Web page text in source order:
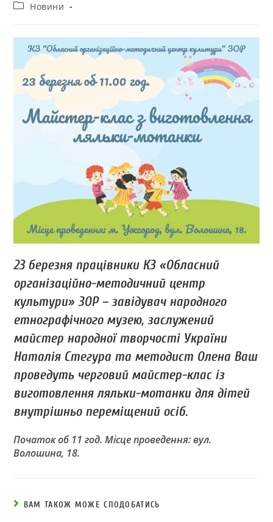
Новини
23 березня працівники КЗ «Обласний
організаційно-методичний центр
культури» ЗОР – завідувач народного
етнографічного музею, заслужений
майстер народної творчості України
Наталія Стегура та методист Олена Ваш
проведуть черговий майстер-клас із
виготовлення ляльки-мотанки для дітей
внутрішньо переміщений осіб.
Початок об 11 год. Місце проведення: вул.
Волошина, 18.
ВАМ ТАКОЖ МОЖЕ СПОДОБАТИСЬ